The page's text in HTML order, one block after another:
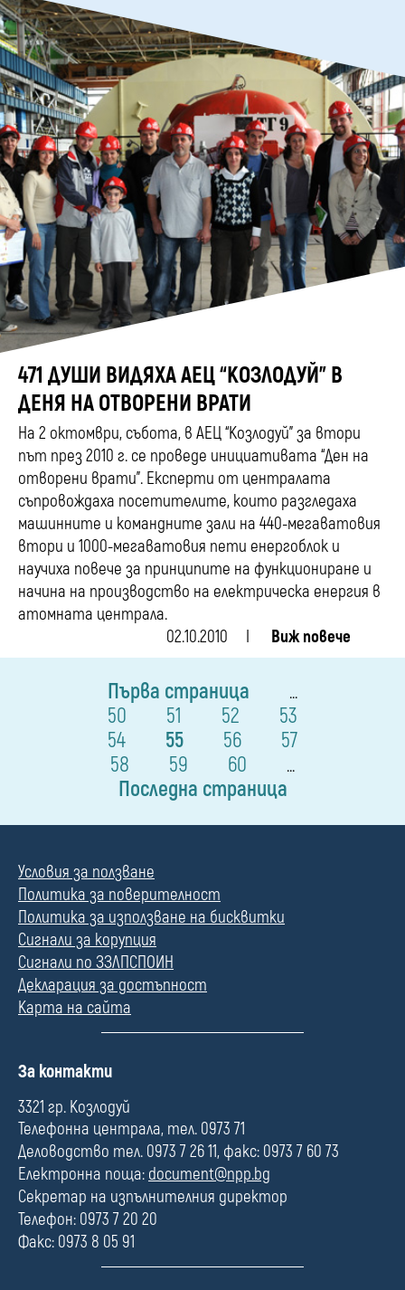
471 ДУШИ ВИДЯХА АЕЦ “КОЗЛОДУЙ” В
ДЕНЯ НА ОТВОРЕНИ ВРАТИ
На 2 октомври, събота, в АЕЦ “Козлодуй” за втори
път през 2010 г. се проведе инициативата “Ден на
отворени врати”. Експерти от централата
съпровождаха посетителите, които разгледаха
машинните и командните зали на 440-мегаватовия
втори и 1000-мегаватовия пети енергоблок и
научиха повече за принципите на функциониране и
начина на производство на електрическа енергия в
атомната централа.
02.10.2010
Виж повече
Първа страница ...
50 51 52
53
54
55 56
57
58
59 60 ...
Последна страница
Условия за ползване
Политика за поверителност
Политика за използване на бисквитки
Сигнали за корупция
Сигнали по ЗЗЛПСПОИН
Декларация за достъпност
Карта на сайта
П
л
е
За контакти
3321 гр. Козлодуй
Телефонна централа, тел. 0973 71
Деловодство тел. 0973 7 26 11, факс: 0973 7 60 73
Електронна поща: document@npp.bg
Секретар на изпълнителния директор
Телефон: 0973 7 20 20
Факс: 0973 8 05 91